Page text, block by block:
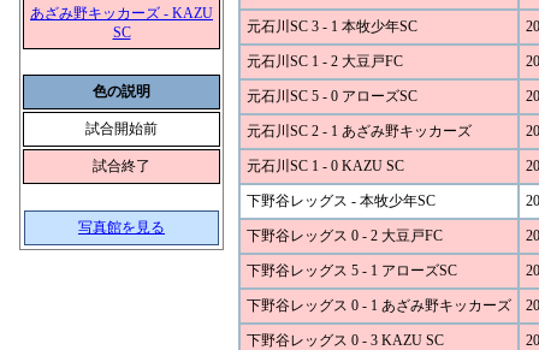
あざみ野キッカーズ - KAZU
SC
色の説明
試合開始前
試合終了
写真館を見る
元石川SC 3 - 1 本牧少年SC
元石川SC 1 - 2 大豆戸FC
元石川SC 5 - 0 アローズSC
元石川SC 2 - 1 あざみ野キッカーズ
元石川SC 1 - 0 KAZU SC
下野谷レッグス - 本牧少年SC
下野谷レッグス 0 - 2 大豆戸FC
下野谷レッグス 5 - 1 アローズSC
下野谷レッグス 0 - 1 あざみ野キッカーズ
下野谷レッグス 0 - 3 KAZU SC